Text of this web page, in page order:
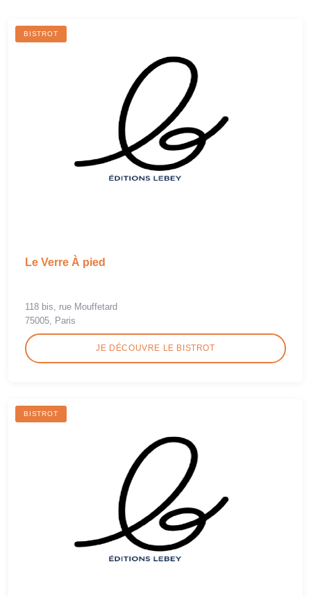
BISTROT
Le Verre À pied
118 bis, rue Mouffetard
75005, Paris
JE DÉCOUVRE LE BISTROT
BISTROT